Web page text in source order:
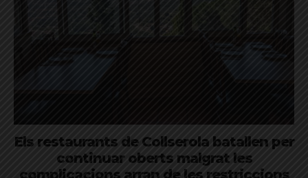
Els restaurants de Collserola batallen per
continuar oberts malgrat les
complicacions arran de les restriccions